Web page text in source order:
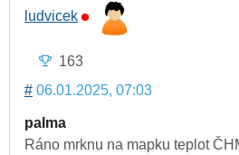
ludvicek
163
# 06.01.2025, 07:03
palma
Ráno mrknu na mapku teplot